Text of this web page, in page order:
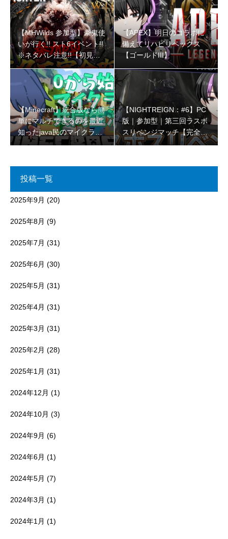
【MHWilds 参加型】豪鬼使
いが行く!! スト6イベント!!
※ネタバレ注意!!【初見さ
ん大歓迎 】
【APEX】明日のコラボに
備えてリハビリペックス
【ゴールドIII】
【Minecraft】統合版なら簡
単にマルチできるのを最近
知ったjava民のマイクラコ
ラボ🌳【初見さん大歓迎 】
【NIGHTREIGN：#6】PC
版｜参加型｜第三回ラスボ
スリベンジマッチ【完全初
見プレイ】
投稿一覧
2025年9月 (20)
2025年8月 (9)
2025年7月 (31)
2025年6月 (30)
2025年5月 (31)
2025年4月 (31)
2025年3月 (31)
2025年2月 (28)
2025年1月 (31)
2024年12月 (1)
2024年10月 (3)
2024年9月 (6)
2024年6月 (1)
2024年5月 (7)
2024年3月 (1)
2024年1月 (1)